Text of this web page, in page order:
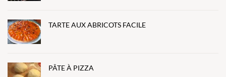
TARTE AUX ABRICOTS FACILE
PÂTE À PIZZA